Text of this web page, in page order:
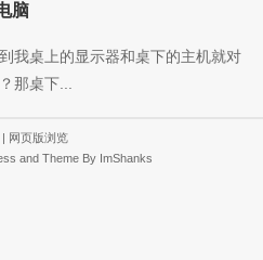
脑
桌上的显示器和桌下的主机就对
那桌下...
| 网页版浏览
and Theme By ImShanks